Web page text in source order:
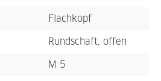
Flachkopf
Rundschaft, offen
M 5